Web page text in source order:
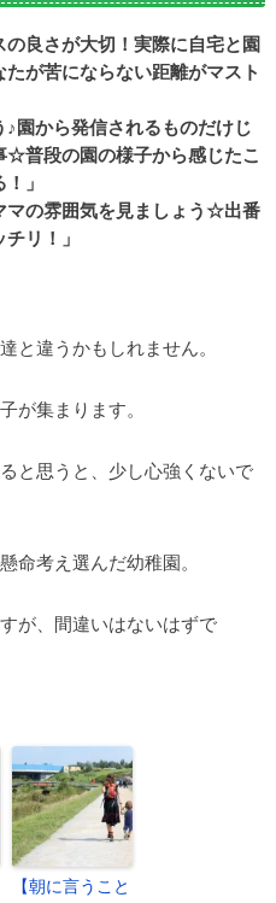
の良さが大切！実際に自宅と園
が苦にならない距離がマスト
♪園から発信されるものだけじ
☆普段の園の様子から感じたこ
」
マの雰囲気を見ましょう☆出番
リ！」
と違うかもしれません。
が集まります。
と思うと、少し心強くないで
命考え選んだ幼稚園。
が、間違いはないはずで
【朝に言うこと